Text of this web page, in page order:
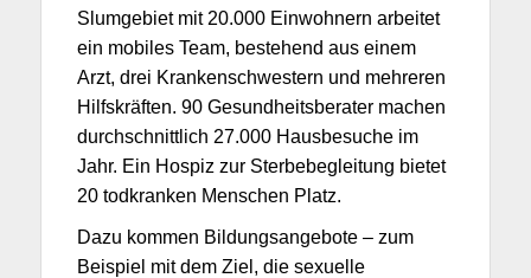
Slumgebiet mit 20.000 Einwohnern arbeitet
ein mobiles Team, bestehend aus einem
Arzt, drei Krankenschwestern und mehreren
Hilfskräften. 90 Gesundheitsberater machen
durchschnittlich 27.000 Hausbesuche im
Jahr. Ein Hospiz zur Sterbebegleitung bietet
20 todkranken Menschen Platz.
Dazu kommen Bildungsangebote – zum
Beispiel mit dem Ziel, die sexuelle